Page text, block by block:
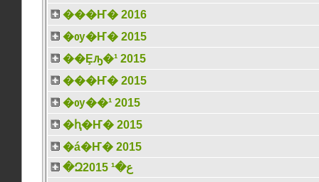
���Ҥ� 2016
�ѹ�Ҥ� 2015
��Ȩԡ�¹ 2015
���Ҥ� 2015
�ѹ��¹ 2015
�ԧ�Ҥ� 2015
�á�Ҥ� 2015
�Զع�¹ 2015